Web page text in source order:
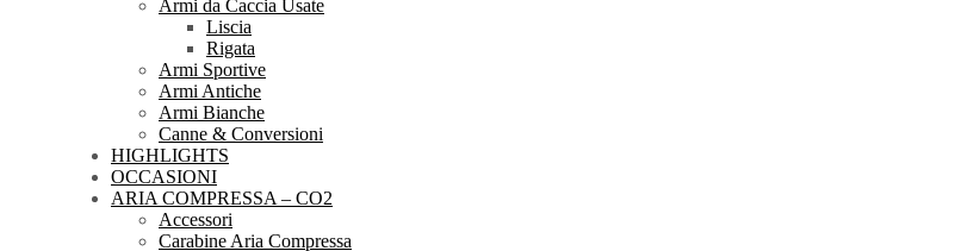
Armi da Caccia Usate
Liscia
Rigata
Armi Sportive
Armi Antiche
Armi Bianche
Canne & Conversioni
HIGHLIGHTS
OCCASIONI
ARIA COMPRESSA – CO2
Accessori
Carabine Aria Compressa